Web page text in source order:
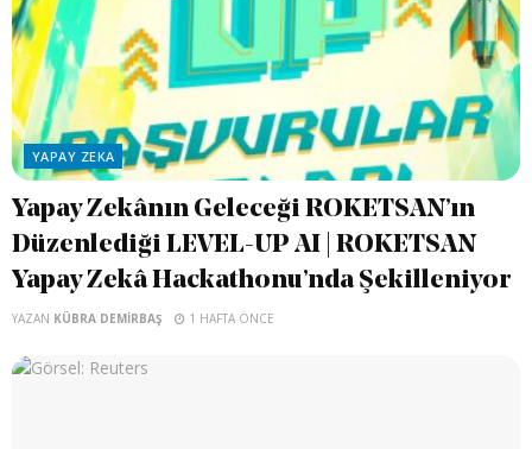
YAPAY ZEKA
Yapay Zekânın Geleceği ROKETSAN’ın
Düzenlediği LEVEL-UP AI | ROKETSAN
Yapay Zekâ Hackathonu’nda Şekilleniyor
YAZAN KÜBRA DEMIRBAŞ 1 HAFTA ÖNCE